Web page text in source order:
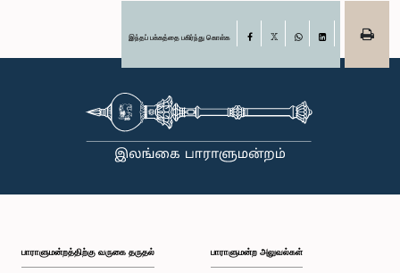
இந்தப் பக்கத்தை பகிர்ந்து கொள்க Facebook
பாராளுமன்றத்திற்கு வருகை தருதல் பாராளுமன்ற அலுவல்கள்